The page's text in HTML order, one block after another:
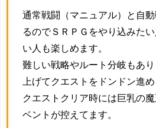
通常戦闘（マニュアル）と自
るのでＳＲＰＧをやり込みた
い人も楽しめます。
難しい戦略やルート分岐もあ
上げてクエストをドンドン進
クエストクリア時には巨乳の
ベントが控えてます。